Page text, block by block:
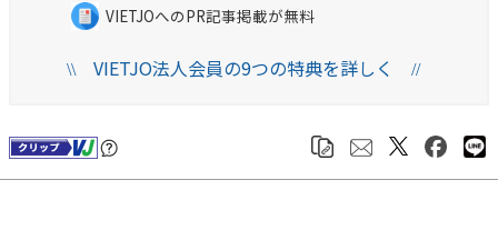
VIETJOへのPR記事掲載が無料
\\VIETJO法人会員の9つの特典を詳しく //